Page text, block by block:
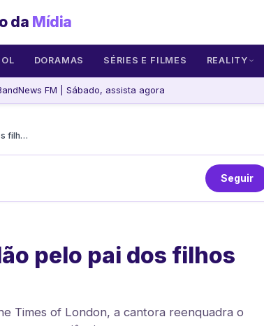
da Mídia
DORAMAS SÉRIES E FILMES REALITY
FM | Sábado, assista agora
Shakira mantém gratidão pelo pai dos filhos após separação
Seguir
pelo pai dos filhos
Times of London, a cantora reenquadra o